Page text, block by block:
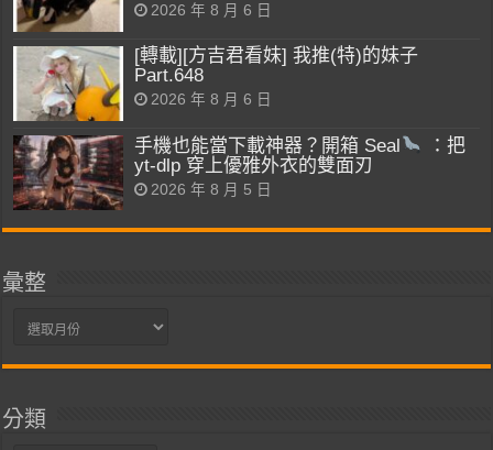
2026 年 8 月 6 日
[轉載][方吉君看妹] 我推(特)的妹子
Part.648
2026 年 8 月 6 日
手機也能當下載神器？開箱 Seal
：把
yt-dlp 穿上優雅外衣的雙面刃
2026 年 8 月 5 日
彙整
彙
分類